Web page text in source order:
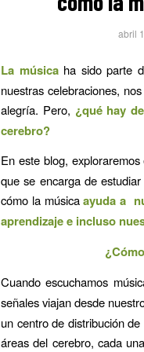
abril
La músicaha sido parte
nuestras celebraciones,
alegría. Pero, ¿qué hay
cerebro?
En este blog,
que se encarga de
cómo la músicaayuda a
aprendizaje e incluso
Cuando escuchamos
señales viajan desde
un centro de distribución
áreas del cerebro, cada